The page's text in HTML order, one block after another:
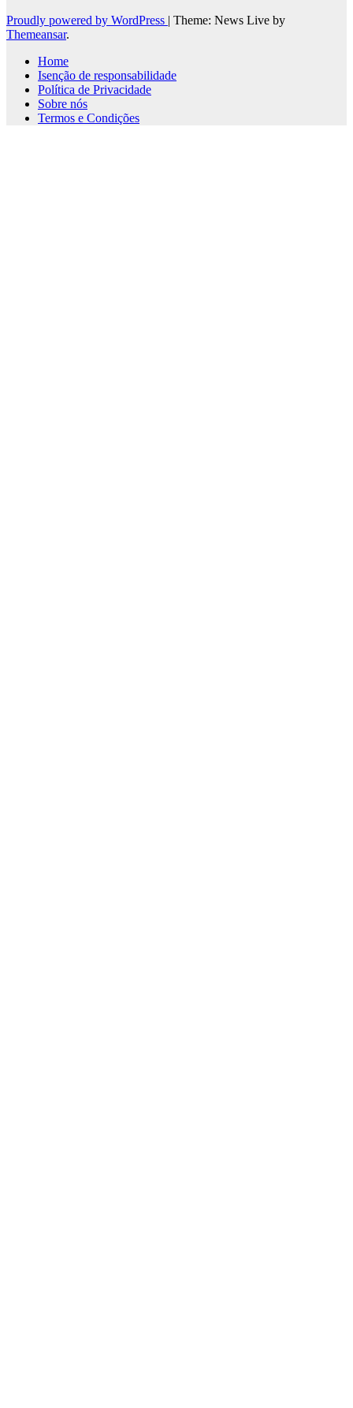
Proudly powered by WordPress | Theme: News Live by
Themeansar.
Home
Isenção de responsabilidade
Política de Privacidade
Sobre nós
Termos e Condições